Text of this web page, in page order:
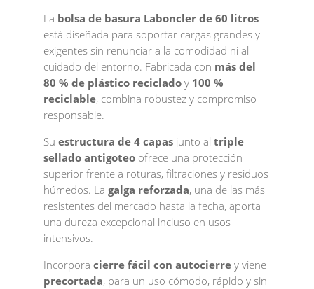
ANTIBACTERIANA
cantidad
La bolsa de basura Laboncler de 60 litros
está diseñada para soportar cargas grandes y
exigentes sin renunciar a la comodidad ni al
cuidado del entorno. Fabricada con más del
80 % de plástico reciclado y 100 %
reciclable, combina robustez y compromiso
responsable.
Suestructura de 4 capas junto altriple
sellado antigoteo ofrece una protección
superior frente a roturas, filtraciones y residuos
húmedos. Lagalga reforzada, una de las más
resistentes del mercado hasta la fecha, aporta
una dureza excepcional incluso en usos
intensivos.
Incorporacierre fácil con autocierre y viene
precortada, para un uso cómodo, rápido y sin